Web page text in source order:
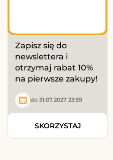
Zapisz się do
newslettera i
otrzymaj rabat 10%
na pierwsze zakupy!
do 31.07.2027 23:59
SKORZYSTAJ